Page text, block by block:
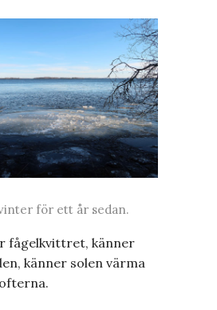
för ett år sedan.
fågelkvittret, känner
känner solen värma